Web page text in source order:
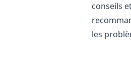
conseils
les